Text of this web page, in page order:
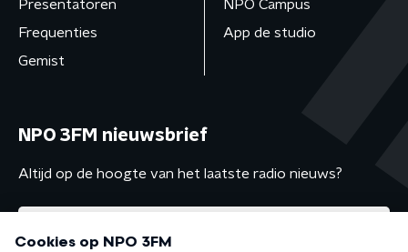
Presentatoren
Frequenties
Gemist
NPO Campus
App de studio
NPO 3FM nieuwsbrief
Altijd op de hoogte van het laatste radio nieuws?